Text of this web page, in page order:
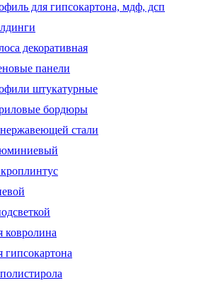
для гипсокартона, мдф, дсп
декоративная
панели
штукатурные
бордюры
стали
ковролина
гипсокартона